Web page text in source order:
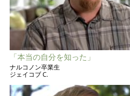
「本当の自分を知った」
ナルコノン卒業生
ジェイコブ C.